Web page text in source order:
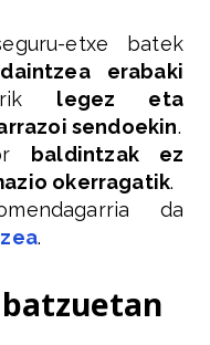
etxe batek
erabaki
legez eta
sendoekin.
baldintzak ez
okerragatik.
da
.